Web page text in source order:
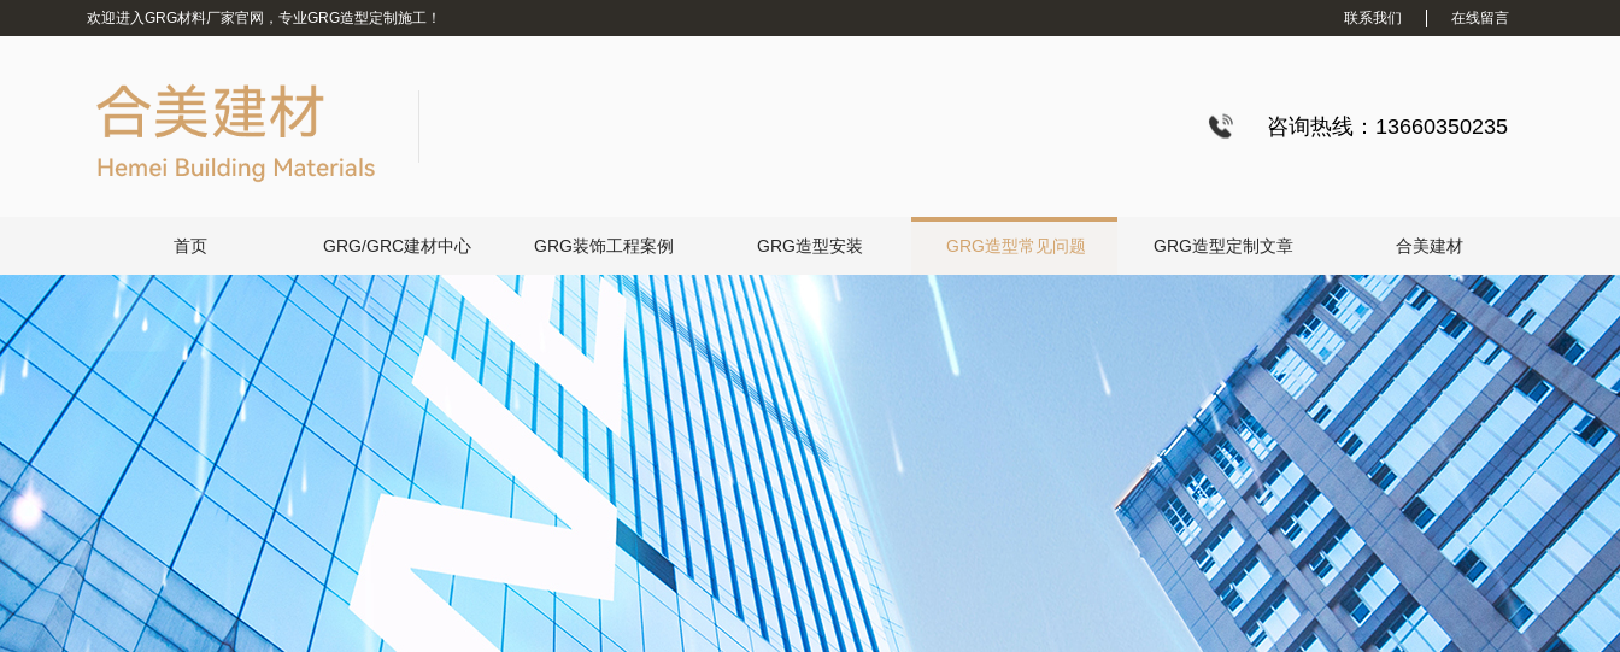
欢迎进入GRG材料厂家官网，专业GRG造型定制施工！ 联系我们 在线留言
咨询热线：13660350235
首页 GRG/GRC建材中心 GRG装饰工程案例 GRG造型安装 GRG造型常见问题 GRG造型定制文章 合美建材